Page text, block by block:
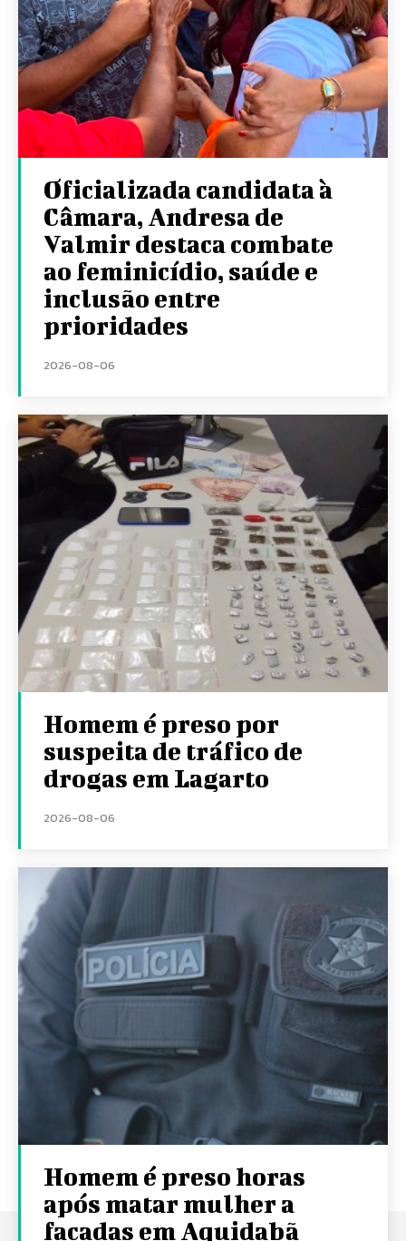
Oficializada candidata à
Câmara, Andresa de
Valmir destaca combate
ao feminicídio, saúde e
inclusão entre
prioridades
2026-08-06
Homem é preso por
suspeita de tráfico de
drogas em Lagarto
2026-08-06
Homem é preso horas
após matar mulher a
facadas em Aquidabã